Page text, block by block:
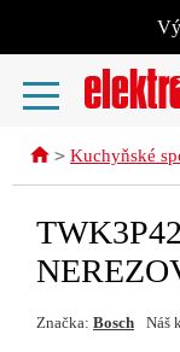
> Kuchyňské
Značka: Bosch Náš